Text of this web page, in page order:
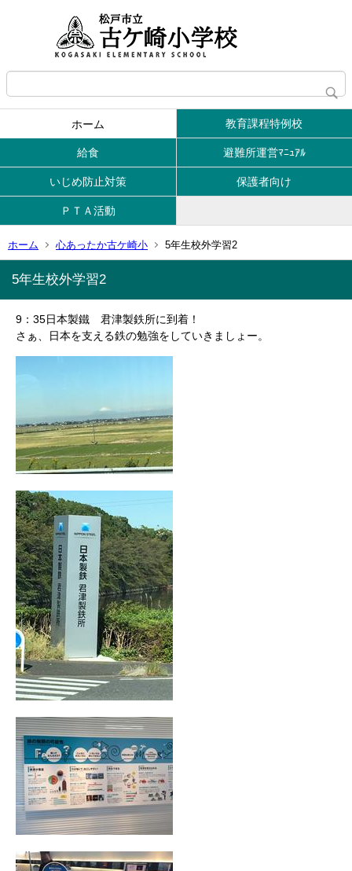
ホーム 教育課程特例校
給食 避難所運営ﾏﾆｭｱﾙ
いじめ防止対策 保護者向け
ＰＴＡ活動
ホーム 心あったか古ケ崎小 5年生校外学習2
5年生校外学習2
9：35日本製鐵 君津製鉄所に到着！
さぁ、日本を支える鉄の勉強をしていきましょー。